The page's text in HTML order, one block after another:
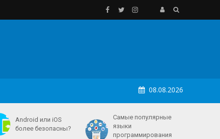
08.08.2026
Android или iOS
более безопасны?
Самые популярные
языки
программирования